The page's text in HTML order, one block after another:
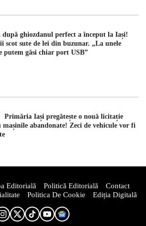
după ghiozdanul perfect a început la Iași!
scot sute de lei din buzunar. „La unele
putem găsi chiar port USB”
Primăria Iași pregătește o nouă licitație
mașinile abandonate! Zeci de vehicule vor fi
Editorială Politică Editorială
Contact
Politica De Cookie Ediția Digitală